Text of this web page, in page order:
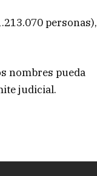
personas),
nombres pueda
judicial.